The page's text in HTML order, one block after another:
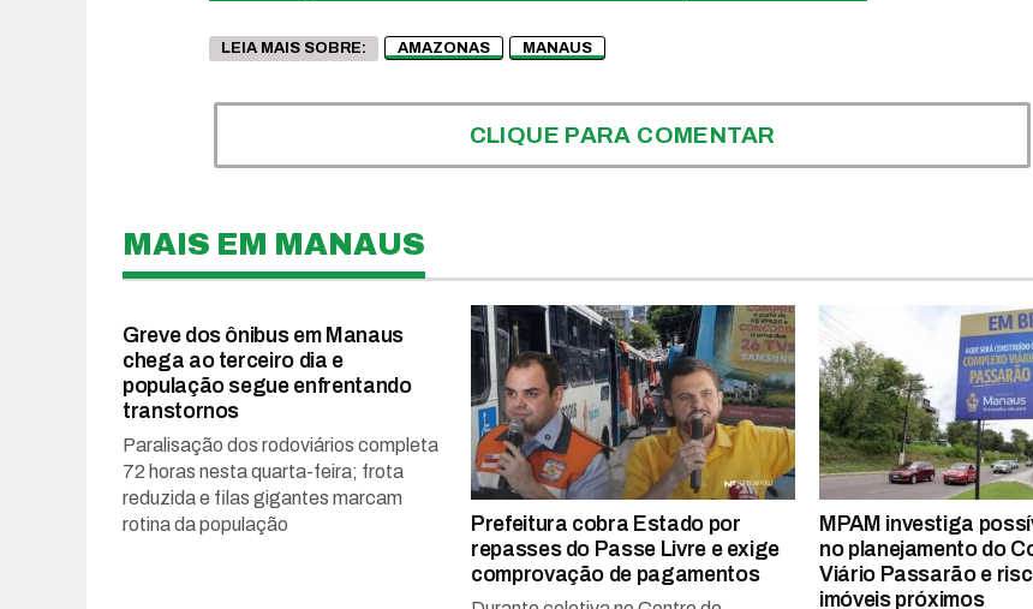
LEIA MAIS SOBRE: AMAZONAS MANAUS
CLIQUE PARA COMENTAR
MAIS EM MANAUS
Greve dos ônibus em Manaus
chega ao terceiro dia e
população segue enfrentando
transtornos
Paralisação dos rodoviários completa
72 horas nesta quarta-feira; frota
reduzida e filas gigantes marcam
rotina da população
Prefeitura cobra Estado por
repasses do Passe Livre e exige
comprovação de pagamentos
MPAM investiga
no planejamento do
Viário Passarão e
imóveis próximos